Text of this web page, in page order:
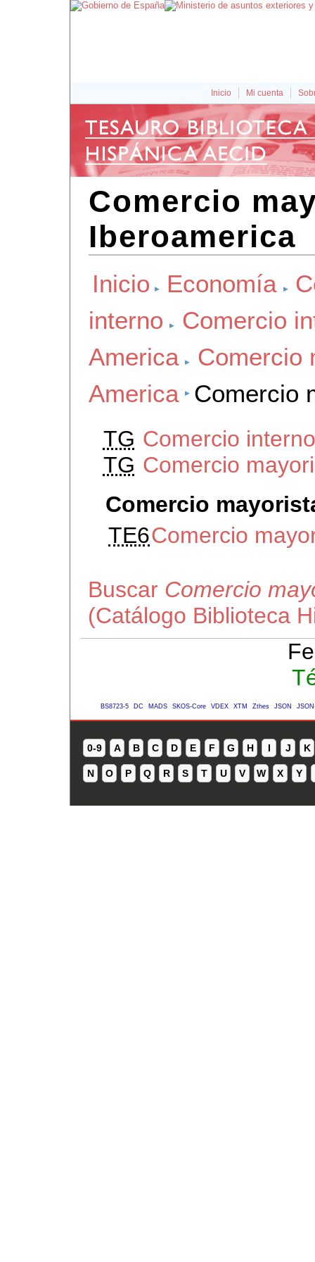
Inicio Mi cuenta
Comercio
Iberoamerica
Inicio Economía
interno
Comercio
America
Comercio
America
Comercio
TG Comercio
TG Comercio
Comercio
TE6Comercio
Buscar Comercio
(Catálogo Biblioteca
BS8723-5 DC MADS SKOS-Core VDEX XTM Zthes JSON
0-9 A B C D E F G H I J K
N O P Q R S T U V W X Y